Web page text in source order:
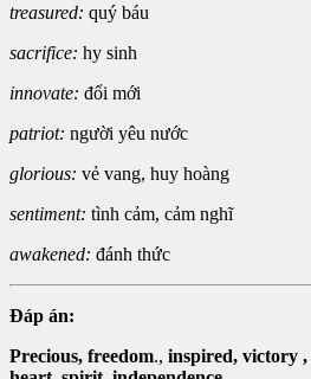
treasured: quý báu
sacrifice: hy sinh
innovate: đổi mới
patriot: người yêu nước
glorious: vẻ vang, huy hoàng
sentiment: tình cảm, cảm nghĩ
awakened: đánh thức
Đáp án:
Precious, freedom., inspired, victory ,